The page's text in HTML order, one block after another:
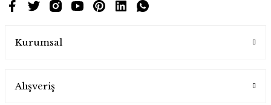
Kurumsal
Alışveriş